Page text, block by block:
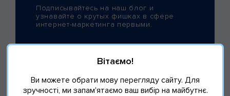
Подписывайтесь на наш блог и
узнавайте о крутых фишках в сфере
интернет-маркетинга первыми.
Вітаємо!
Ви можете обрати мову перегляду сайту. Для
зручності, ми запам'ятаємо ваш вибір на майбутнє.